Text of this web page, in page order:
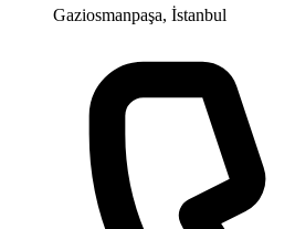
Gaziosmanpaşa, İstanbul